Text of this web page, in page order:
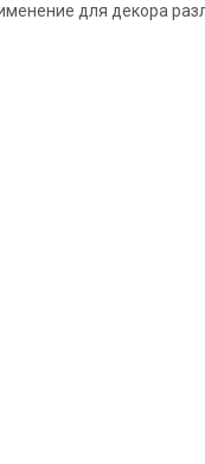
для декора